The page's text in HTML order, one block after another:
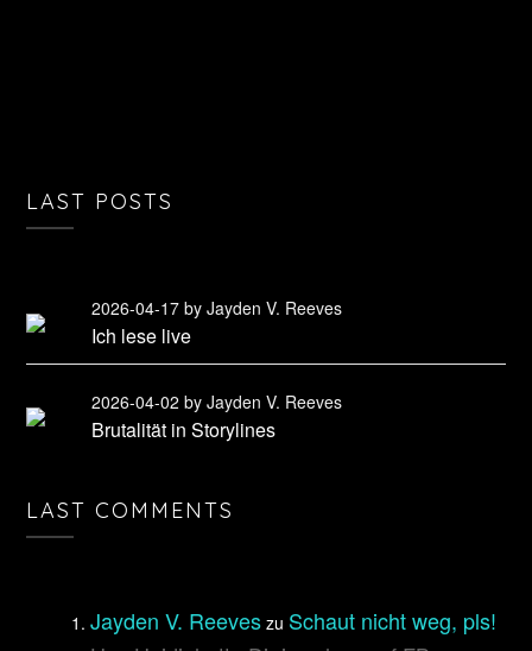
LAST POSTS
2026-04-17by Jayden V. Reeves
Ich lese live
2026-04-02by Jayden V. Reeves
Brutalität in Storylines
LAST COMMENTS
Jayden V. Reeves zu Schaut nicht weg, pls!